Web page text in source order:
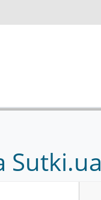
Sutki.ua